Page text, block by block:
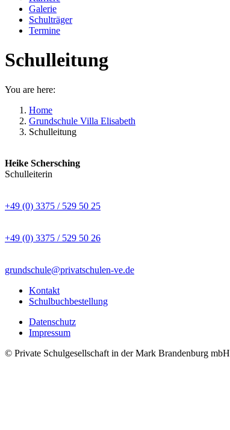
Galerie
Schulträger
Termine
Schulleitung
You are here:
Home
Grundschule Villa Elisabeth
Schulleitung
Heike Schersching
Schulleiterin
+49 (0) 3375 / 529 50 25
+49 (0) 3375 / 529 50 26
grundschule@privatschulen-ve.de
Kontakt
Schulbuchbestellung
Datenschutz
Impressum
© Private Schulgesellschaft in der Mark Brandenburg mbH